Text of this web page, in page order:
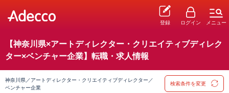
登録 ログイン メニュー
【神奈川県×アートディレクター・クリエイティブディレク
ター×ベンチャー企業】転職・求人情報
神奈川県／アートディレクター・クリエイティブディレクター／
ベンチャー企業
検索条件を変更